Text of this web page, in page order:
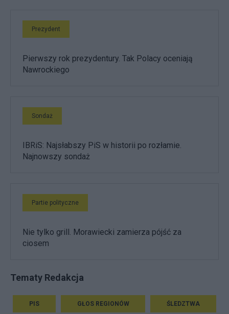
Prezydent
Pierwszy rok prezydentury. Tak Polacy oceniają
Nawrockiego
Sondaż
IBRiS: Najsłabszy PiS w historii po rozłamie.
Najnowszy sondaż
Partie polityczne
Nie tylko grill. Morawiecki zamierza pójść za
ciosem
Tematy Redakcja
PIS GŁOS REGIONÓW ŚLEDZTWA